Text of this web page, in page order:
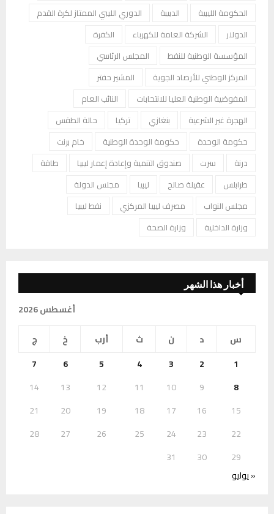
الحكومة الليبية
الدبيبة
الدوري الليبي الممتاز لكرة القدم
الدولار
الشركة العامة للكهرباء
الكفرة
المؤسسة الوطنية للنفط
المجلس الرئاسي
المركز الوطني للأرصاد الجوية
المشير حفتر
المفوضية الوطنية العليا للانتخابات
النائب العام
الهجرة غير الشرعية
بنغازي تركيا
حالة الطقس
حكومة الوحدة
حكومة الوحدة الوطنية
خام برنت
درنة
سرت صندوق التنمية وإعادة إعمار ليبيا
طاقة
طرابلس
عقيلة صالح ليبيا
مجلس الدولة
مجلس النواب
مصرف ليبيا المركزي
نفط ليبيا
وزارة الداخلية
وزارة الصحة
أخبار هذا الشهر
أغسطس 2026
س
د ن ث أرب خ
ج
1
2
3
4
5
6
7
8
9
10
11
12
13
14
15
16
17
18
19
20
21
22
23
24
25
26
27
28
29
30
31
« يوليو